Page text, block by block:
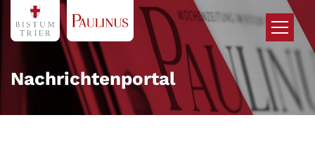
Zum Inhalt springen
Nachrichtenportal